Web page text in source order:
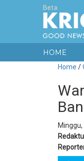
HOME
Home /